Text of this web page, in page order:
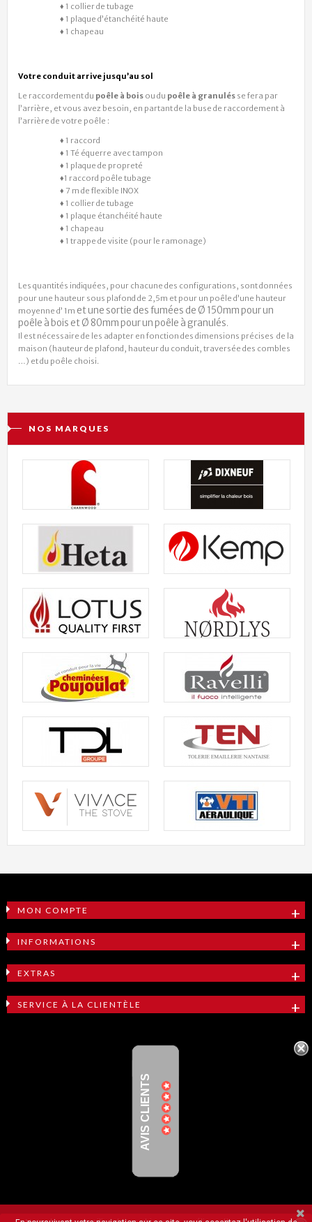
♦ 1 collier de tubage
♦ 1 plaque d’étanchéité haute
♦ 1 chapeau
Votre conduit arrive jusqu’au sol
Le raccordement du poêle à bois ou du poêle à granulés se fera par
l’arrière, et vous avez besoin, en partant de la buse de raccordement à
l’arrière de votre poêle :
♦ 1 raccord
♦ 1 Té équerre avec tampon
♦ 1 plaque de propreté
♦1 raccord poêle tubage
♦ 7 m de flexible INOX
♦ 1 collier de tubage
♦ 1 plaque étanchéité haute
♦ 1 chapeau
♦ 1 trappe de visite (pour le ramonage)
Les quantités indiquées, pour chacune des configurations, sont données
pour une hauteur sous plafond de 2,5m et pour un poêle d’une hauteur
moyenne d’ 1m et une sortie des fumées de Ø 150mm pour un
poêle à bois et Ø 80mm pour un poêle à granulés.
Il est nécessaire de les adapter en fonction des dimensions précises de la
maison (hauteur de plafond, hauteur du conduit, traversée des combles
…) et du poêle choisi.
NOS MARQUES
MON COMPTE
INFORMATIONS
EXTRAS
SERVICE À LA CLIENTÈLE
AVIS CLIENTS